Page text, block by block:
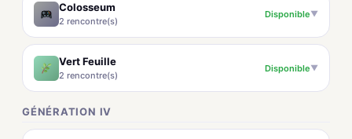
Colosseum
2 rencontre(s)
Disponible▼
Vert Feuille
2 rencontre(s)
Disponible▼
GÉNÉRATION IV